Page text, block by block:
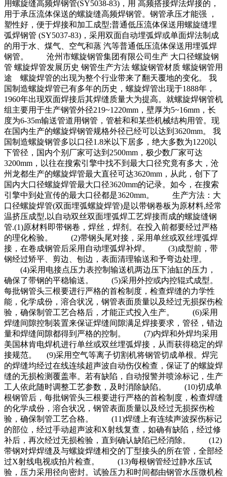
用螺旋缝高频焊钢管(SY5038-83)，用 高频搭接焊法焊接的，
用于承压流体保送的螺旋缝高频焊钢管。钢管承压才能强 ，
塑性好，便于焊接和加工成型;普通低压流体保送用螺旋缝埋
弧焊钢管 (SY5037-83)，采用双面自动埋弧焊或单面焊法制成
的用于水、煤气、空气和蒸 汽等普通低压流体保送用埋弧焊
钢管。 沧州市螺旋钢管集团有限公司生产 大口径螺旋钢
管 螺旋焊管发展历史 钢管生产方法 螺旋钢管材质 螺旋钢管用
途 螺旋焊管的出现为整个行业带来了翻天覆地的变化。 我
国制造螺旋焊管已有多年的历史，螺旋焊管出现于1888年，
1960年出现双面焊接后其焊缝质量大为提高。就螺旋焊钢管机
组主要用于生产钢管外径219~1220mm，壁厚为5~16mm，长
度为6-35m输送管道用钢管，管桩和和某些机械结构用管。现
在国内生产的螺旋焊钢管规格外径已经可以达到3620mm。 我
国制造螺旋钢管多以口径1.8米以下居多，绝大多数为1220以
下管径，国内个别厂家可达到2500mm，极少数厂家可达
3200mm，以往在搜索引擎中找不到最大口径究竟有多大，沧
州龙都生产的螺旋焊管最大直径可达3620mm，从此，创下了
国内大口径螺旋焊管最大口径3620mm的记录。如今，在搜索
引擎中到处宣传的最大口径都是3620mm。 生产方法：大
口径螺旋焊管(双面埋弧螺旋焊管)是以带钢卷板为原材料,经常
温挤压成型,以自动双丝双面埋弧焊工艺焊接而成的螺旋缝钢
管.(1)原材料即带钢卷，焊丝，焊剂。在投入前都要经过严格
的理化检验。 (2)带钢头尾对接，采用单丝或双丝埋弧焊
接，在卷成钢管后采用自动埋弧焊补焊。 (3)成型前，带
钢经过矫平、剪边、刨边，表面清理输送和予弯边处理。
(4)采用电接点压力表控制输送机两边压下油缸的压力，
确保了带钢的平稳输送。 (5)采用外控或内控辊式成型。
每批钢管头三根要进行严格的首检制度，检查焊缝的力学性
能，化学成份，溶合状况，钢管表面质量以及经过无损探伤检
验，确保制管工艺合格后，才能正式投入生产。 (6)采用
焊缝间隙控制装置来保证焊缝间隙满足焊接要求，管径，错边
量和焊缝间隙都得到严格的控制。 (7)内焊和外焊均采用
美国林肯电焊机进行单丝或双丝埋弧焊接，从而获得稳定的焊
接规范。 (9)采用空气等离子切割机将钢管切成单根。焊完
的焊缝均经过在线连续超声波自动伤仪检查，保证了的螺旋焊
缝的无损检测覆盖率。若有缺陷，自动报警并喷涂标记，生产
工人依此随时调整工艺参数，及时消除缺陷。 (10)切成单
根钢管后，每批钢管头三根要进行严格的首检制度，检查焊缝
的化学成份，溶合状况，钢管表面质量以及经过无损探伤检
验，确保制管工艺合格。 (11)焊缝上有连续声波探伤标记
的部位，经过手动超声波和X射线复查，如确有缺陷，经过修
补后，再次经过无损检验，直到确认缺陷已经消除。 (12)
带钢对焊焊缝及与螺旋焊缝相交的丁型接头的所在管，全部经
过X射线电视或拍片检查。 (13)每根钢管经过静水压试
验，压力采用径向密封。试验压力和时间都由钢管水压微机检